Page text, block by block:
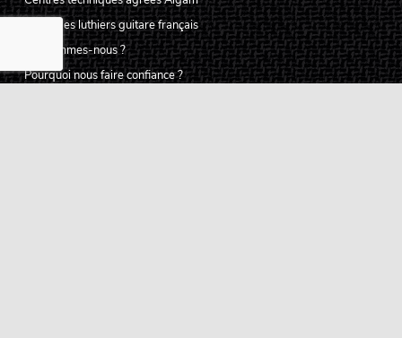
Carte des luthiers guitare français
Qui sommes-nous ?
Pourquoi nous faire confiance ?